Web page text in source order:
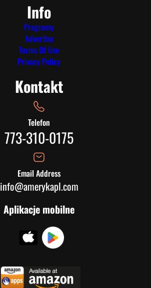
Info
Programy
Advertise
Terms Of Use
Privacy Policy
Kontakt
Telefon
773-310-0175
Email Address
info@amerykapl.com
Aplikacje mobilne